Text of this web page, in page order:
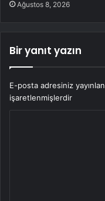
Ağustos 8, 2026
Bir yanıt yazın
E-posta adresiniz
işaretlenmişlerdir